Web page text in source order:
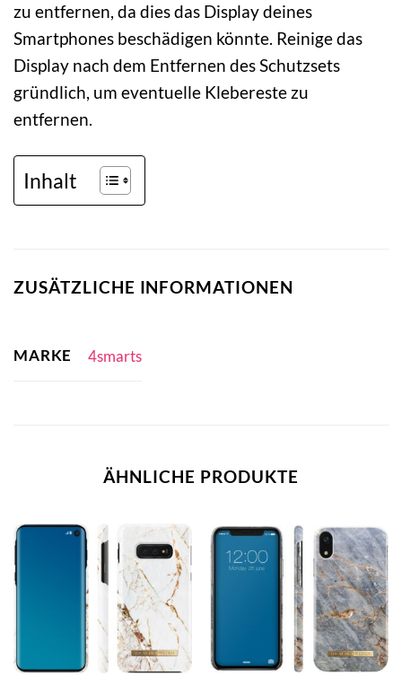
zu entfernen, da dies das Display deines
Smartphones beschädigen könnte. Reinige das
Display nach dem Entfernen des Schutzsets
gründlich, um eventuelle Klebereste zu
entfernen.
Inhalt
ZUSÄTZLICHE INFORMATIONEN
MARKE 4smarts
ÄHNLICHE PRODUKTE